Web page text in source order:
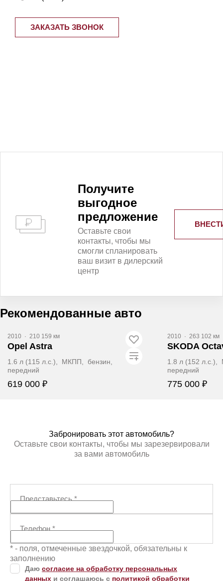
ЗАКАЗАТЬ ЗВОНОК
Получитe
выгодное
предложение
Оставьте свои
контакты, чтобы мы
смогли спланировать
ваш визит в дилерский
центр
Рекомендованные авто
2010 · 210 159 км
Opel Astra
1.6 л (115 л.с.), МКПП, бензин,
передний
619 000 ₽
2010 · 263 102 км
SKODA
1.8 л (152
передний
775 000 ₽
Забронировать этот автомобиль?
Оставьте свои контакты, чтобы мы зарезервировали
за вами автомобиль
Представьтесь*
Телефон*
* - поля, отмеченные звездочкой, обязательны к
заполнению
Даю согласие на обработку персональных
данных и соглашаюсь с политикой обработки